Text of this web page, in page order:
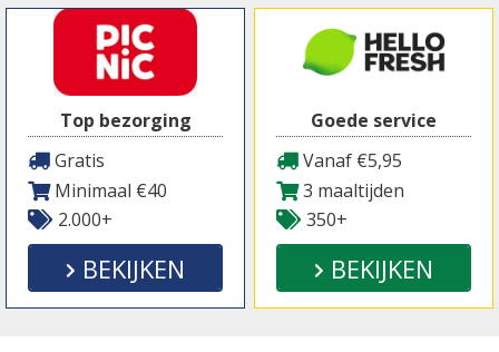
Top bezorging
Gratis
Minimaal €40
2.000+
BEKIJKEN
Goede service
Vanaf €5,95
3 maaltijden
350+
BEKIJKEN